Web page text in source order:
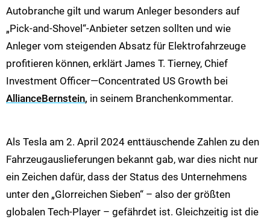
Autobranche gilt und warum Anleger besonders auf
„Pick-and-Shovel“-Anbieter setzen sollten und wie
Anleger vom steigenden Absatz für Elektrofahrzeuge
profitieren können, erklärt James T. Tierney, Chief
Investment Officer—Concentrated US Growth bei
AllianceBernstein, in seinem Branchenkommentar.
Als Tesla am 2. April 2024 enttäuschende Zahlen zu den
Fahrzeugauslieferungen bekannt gab, war dies nicht nur
ein Zeichen dafür, dass der Status des Unternehmens
unter den „Glorreichen Sieben“ – also der größten
globalen Tech-Player – gefährdet ist. Gleichzeitig ist die